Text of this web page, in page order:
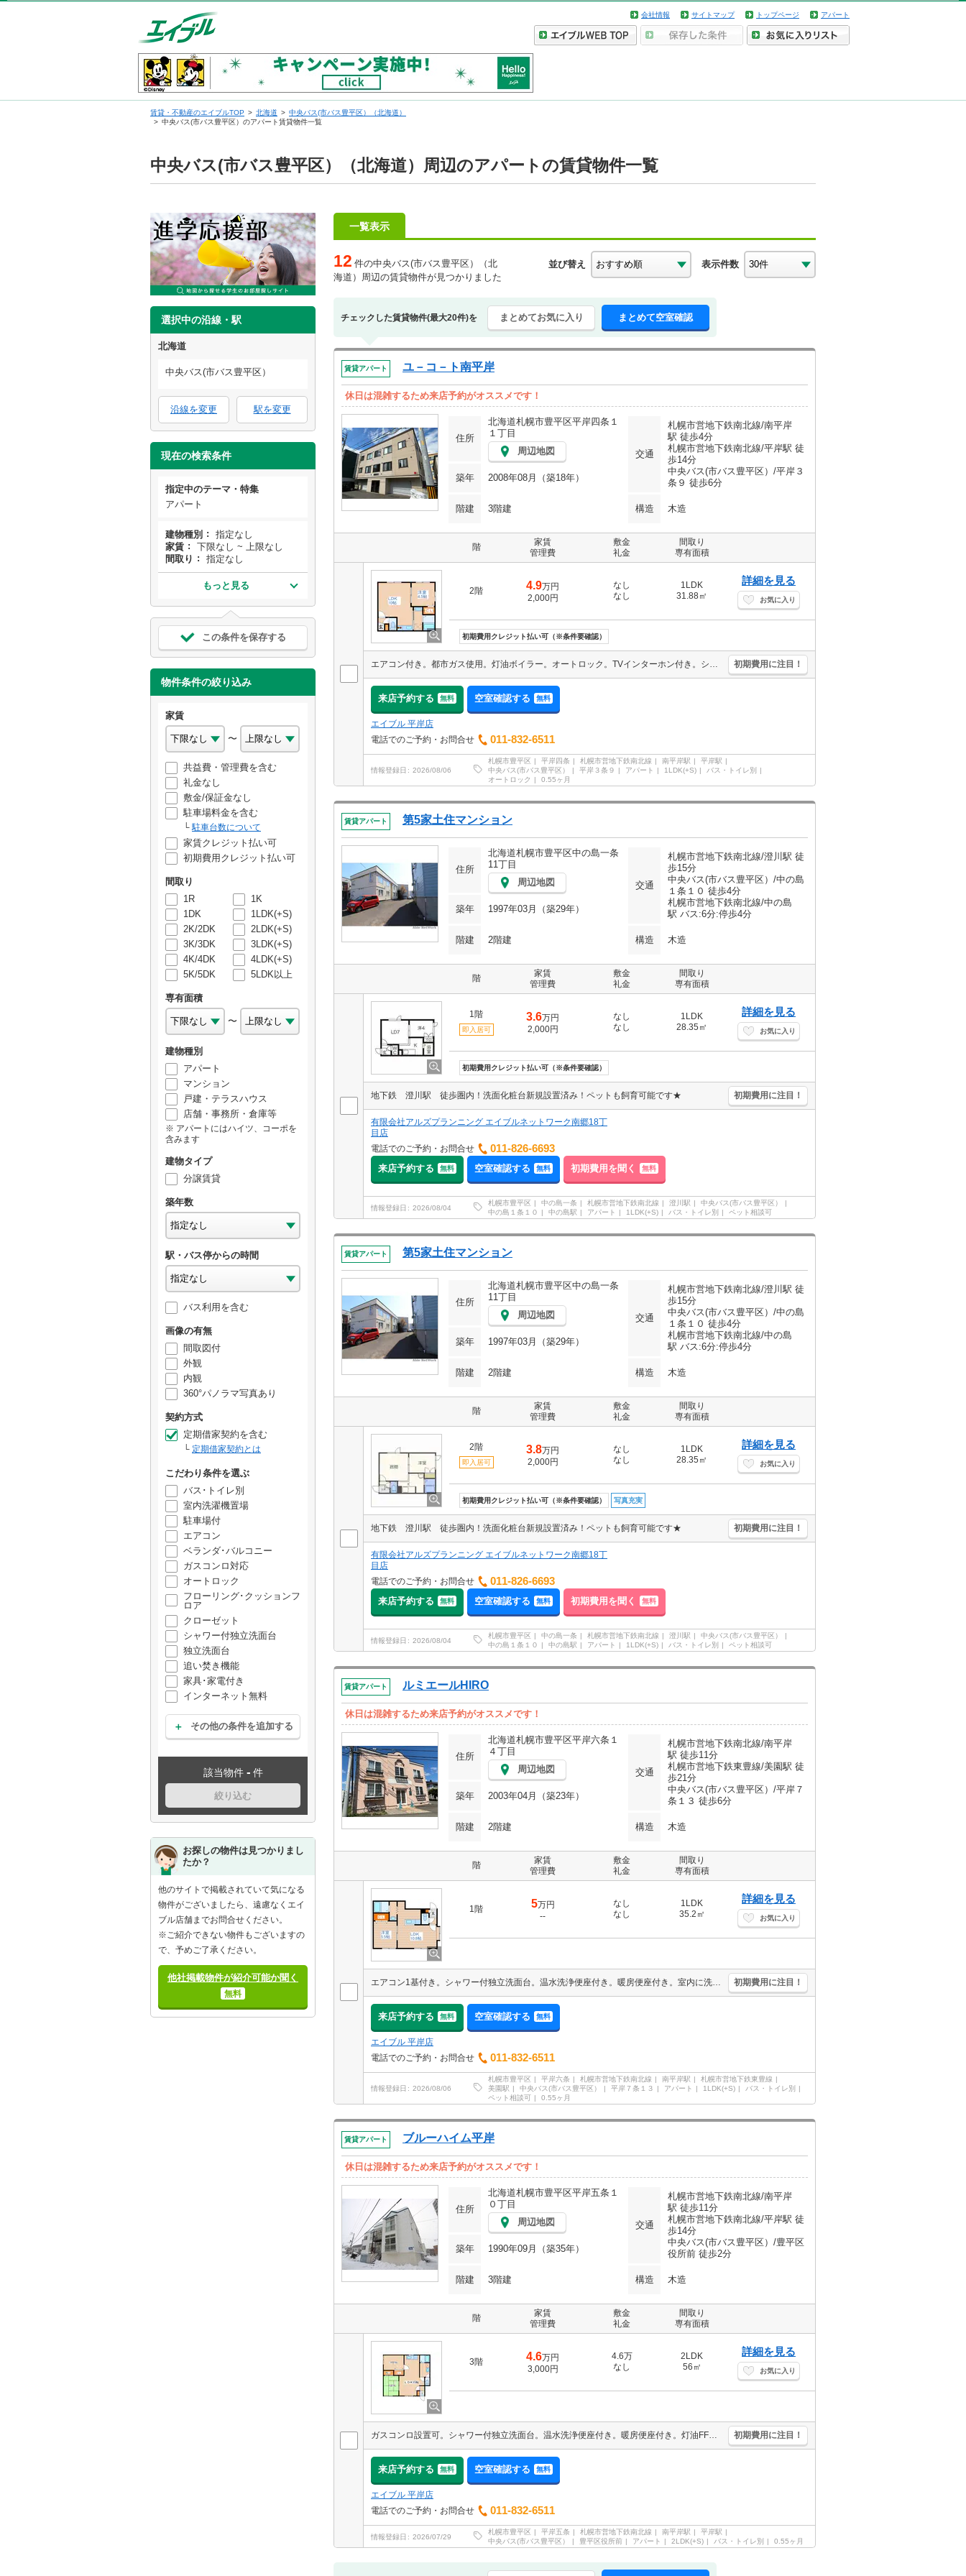
会社情報 サイトマップ トップページ アパート
賃貸・不動産のエイブルTOP 北海道
中央バス(市バス豊平区）（北海道）
中央バス(市バス豊平区）のアパート賃貸物件一覧
中央バス(市バス豊平区）（北海道）周辺のアパートの賃貸物件一覧
選択中の沿線・駅
北海道
中央バス(市バス豊平区）
沿線を変更 駅を変更
現在の検索条件
指定中のテーマ・特集
アパート
建物種別
指定なし
家賃
下限なし ~ 上限なし
間取り
指定なし
もっと見る
この条件を保存する
物件条件の絞り込み
家賃
〜
共益費・管理費を含む
礼金なし
敷金/保証金なし
駐車場料金を含む
駐車台数について
家賃クレジット払い可
初期費用クレジット払い可
間取り
1R
1K
1DK
1LDK(+S)
2K/2DK
2LDK(+S)
3K/3DK
3LDK(+S)
4K/4DK
4LDK(+S)
5K/5DK
5LDK以上
専有面積
〜
建物種別
アパート
マンション
戸建・テラスハウス
店舗・事務所・倉庫等
アパートにはハイツ、コーポを
含みます
建物タイプ
分譲賃貸
築年数
駅・バス停からの時間
バス利用を含む
画像の有無
間取図付
外観
内観
360°パノラマ写真あり
契約方式
定期借家契約を含む
定期借家契約とは
こだわり条件を選ぶ
バス･トイレ別
室内洗濯機置場
駐車場付
エアコン
ベランダ･バルコニー
ガスコンロ対応
オートロック
フローリング･クッションフ
ロア
クローゼット
シャワー付独立洗面台
独立洗面台
追い焚き機能
家具･家電付き
インターネット無料
その他の条件を追加する
該当物件 - 件
絞り込む
お探しの物件は見つかりまし
たか？
他のサイトで掲載されていて気になる
物件がございましたら、遠慮なくエイ
ブル店舗までお問合せください。
※ご紹介できない物件もございますの
で、予めご了承ください。
他社掲載物件が紹介可能か聞く
無料
一覧表示
12 件の中央バス(市バス豊平区）（北
海道）周辺の賃貸物件が見つかりました
並び替え 表示件数
チェックした賃貸物件(最大20件)を まとめてお気に入り まとめて空室確認
賃貸アパート ユ－コ－ト南平岸
休日は混雑するため来店予約がオススメです！
住所
北海道札幌市豊平区平岸四条１
１丁目
周辺地図
交通
札幌市営地下鉄南北線/南平岸
駅 徒歩4分
札幌市営地下鉄南北線/平岸駅 徒
歩14分
中央バス(市バス豊平区）/平岸３
条９ 徒歩6分
築年 2008年08月（築18年）
階建 3階建 構造 木造
階
家賃
管理費
敷金
礼金
間取り
専有面積
2階 4.9万円
2,000円
なし
なし
1LDK
31.88㎡
詳細を見る
お気に入り
初期費用クレジット払い可（※条件要確認）
エアコン付き。都市ガス使用。灯油ボイラー。オートロック。TVインターホン付き。シャワー付独立洗面台。シャワー付トイレ。システムキッチン。駅まで徒歩4分圏内!。トランクルームあり。初期費用カード払い可。 初期費用に注目！
来店予約する 無料 空室確認する 無料
エイブル 平岸店
電話でのご予約・お問合せ
011-832-6511
情報登録日 2026/08/06
札幌市豊平区 平岸四条 札幌市営地下鉄南北線 南平岸駅
平岸駅
中央バス(市バス豊平区）
平岸３条９ アパート 1LDK(+S)
バス・トイレ別
オートロック
0.55ヶ月
賃貸アパート 第5家土住マンション
住所
北海道札幌市豊平区中の島一条
11丁目
周辺地図
交通
札幌市営地下鉄南北線/澄川駅 徒
歩15分
中央バス(市バス豊平区）/中の島
１条１０ 徒歩4分
札幌市営地下鉄南北線/中の島
駅 バス:6分:停歩4分
築年 1997年03月（築29年）
階建 2階建 構造 木造
階
家賃
管理費
敷金
礼金
間取り
専有面積
1階
即入居可
3.6万円
2,000円
なし
なし
1LDK
28.35㎡
詳細を見る
お気に入り
初期費用クレジット払い可（※条件要確認）
地下鉄 澄川駅 徒歩圏内！洗面化粧台新規設置済み！ペットも飼育可能です★ 初期費用に注目！
有限会社アルズプランニング エイブルネットワーク南郷18丁
目店
電話でのご予約・お問合せ
011-826-6693
来店予約する 無料 空室確認する 無料 初期費用を聞く 無料
情報登録日 2026/08/04
札幌市豊平区 中の島一条 札幌市営地下鉄南北線 澄川駅
中央バス(市バス豊平区）
中の島１条１０
中の島駅 アパート 1LDK(+S) バス・トイレ別 ペット相談可
賃貸アパート 第5家土住マンション
住所
北海道札幌市豊平区中の島一条
11丁目
周辺地図
交通
札幌市営地下鉄南北線/澄川駅 徒
歩15分
中央バス(市バス豊平区）/中の島
１条１０ 徒歩4分
札幌市営地下鉄南北線/中の島
駅 バス:6分:停歩4分
築年 1997年03月（築29年）
階建 2階建 構造 木造
階
家賃
管理費
敷金
礼金
間取り
専有面積
2階
即入居可
3.8万円
2,000円
なし
なし
1LDK
28.35㎡
詳細を見る
お気に入り
初期費用クレジット払い可（※条件要確認） 写真充実
地下鉄 澄川駅 徒歩圏内！洗面化粧台新規設置済み！ペットも飼育可能です★ 初期費用に注目！
有限会社アルズプランニング エイブルネットワーク南郷18丁
目店
電話でのご予約・お問合せ
011-826-6693
来店予約する 無料 空室確認する 無料 初期費用を聞く 無料
情報登録日 2026/08/04
札幌市豊平区 中の島一条 札幌市営地下鉄南北線 澄川駅
中央バス(市バス豊平区）
中の島１条１０
中の島駅 アパート 1LDK(+S) バス・トイレ別 ペット相談可
賃貸アパート ルミエールHIRO
休日は混雑するため来店予約がオススメです！
住所
北海道札幌市豊平区平岸六条１
４丁目
周辺地図
交通
札幌市営地下鉄南北線/南平岸
駅 徒歩11分
札幌市営地下鉄東豊線/美園駅 徒
歩21分
中央バス(市バス豊平区）/平岸７
条１３ 徒歩6分
築年 2003年04月（築23年）
階建 2階建 構造 木造
階
家賃
管理費
敷金
礼金
間取り
専有面積
1階 5万円
--
なし
なし
1LDK
35.2㎡
詳細を見る
お気に入り
エアコン1基付き。シャワー付独立洗面台。温水洗浄便座付き。暖房便座付き。室内に洗濯機置場あり。バス・トイレ別。TVインターホン付き。CATV受信可。角部屋。契約金（初期費用）クレジット決済可。 初期費用に注目！
来店予約する 無料 空室確認する 無料
エイブル 平岸店
電話でのご予約・お問合せ
011-832-6511
情報登録日 2026/08/06
札幌市豊平区 平岸六条 札幌市営地下鉄南北線 南平岸駅
札幌市営地下鉄東豊線
美園駅
中央バス(市バス豊平区） 平岸７条１３ アパート 1LDK(+S)
バス・トイレ別
ペット相談可
0.55ヶ月
賃貸アパート ブルーハイム平岸
休日は混雑するため来店予約がオススメです！
住所
北海道札幌市豊平区平岸五条１
０丁目
周辺地図
交通
札幌市営地下鉄南北線/南平岸
駅 徒歩11分
札幌市営地下鉄南北線/平岸駅 徒
歩14分
中央バス(市バス豊平区）/豊平区
役所前 徒歩2分
築年 1990年09月（築35年）
階建 3階建 構造 木造
階
家賃
管理費
敷金
礼金
間取り
専有面積
3階 4.6万円
3,000円
4.6万
なし
2LDK
56㎡
詳細を見る
お気に入り
ガスコンロ設置可。シャワー付独立洗面台。温水洗浄便座付き。暖房便座付き。灯油FF。暖房機付き。TVインターホン付き。バス・トイレ別。室内に洗濯機置場あり。契約金（初期費用）クレジット決済可。 初期費用に注目！
来店予約する 無料 空室確認する 無料
エイブル 平岸店
電話でのご予約・お問合せ
011-832-6511
情報登録日 2026/07/29
札幌市豊平区 平岸五条 札幌市営地下鉄南北線 南平岸駅
平岸駅
中央バス(市バス豊平区）
豊平区役所前 アパート 2LDK(+S) バス・トイレ別 0.55ヶ月